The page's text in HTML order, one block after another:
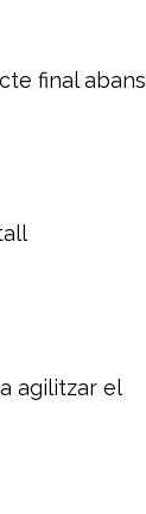
final abans
agilitzar el